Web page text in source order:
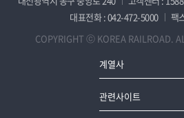
대표전화 : 042-472-5000
팩
COPYRIGHT ⓒ KOREA RAILROAD.
계열사
관련사이트